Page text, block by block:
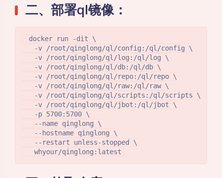
二、部署ql镜像：
docker run -dit \
   -v /root/qinglong/ql/config:/ql/config \
   -v /root/qinglong/ql/log:/ql/log \
   -v /root/qinglong/ql/db:/ql/db \
   -v /root/qinglong/ql/repo:/ql/repo \
   -v /root/qinglong/ql/raw:/ql/raw \
   -v /root/qinglong/ql/scripts:/ql/scripts \
   -v /root/qinglong/ql/jbot:/ql/jbot \
   -p 5700:5700 \
   --name qinglong \
   --hostname qinglong \
   --restart unless-stopped \
   whyour/qinglong:latest